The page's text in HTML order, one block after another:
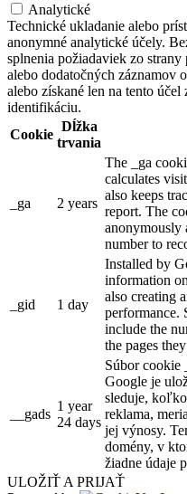
Analytické
Technické ukladanie alebo
anonymné analytické účely.
splnenia požiadaviek zo
alebo dodatočných záznamov
alebo získané len na tento
identifikáciu.
Cookie
Dĺžka
trvania
_ga 2 years
The _ga
calculates
also keeps
report. The
anonymously
number to
_gid 1 day
Installed by
information
also creating
performance.
include the
the pages
__gads
1 year
24 days
Súbor cookie
Google je
sleduje,
reklama,
jej výnosy.
domény, v
žiadne údaje
ULOŽIŤ A PRIJAŤ